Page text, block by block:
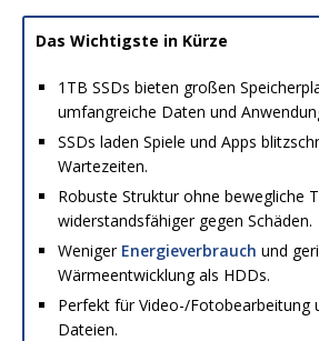
Das Wichtigste in Kürze
1TB SSDs bieten großen
umfangreiche Daten und
SSDs laden Spiele und Apps
Wartezeiten.
Robuste Struktur ohne bewegliche
widerstandsfähiger gegen Schäden.
Weniger Energieverbrauch und
Wärmeentwicklung als HDDs.
Perfekt für Video-/Fotobearbeitung
Dateien.